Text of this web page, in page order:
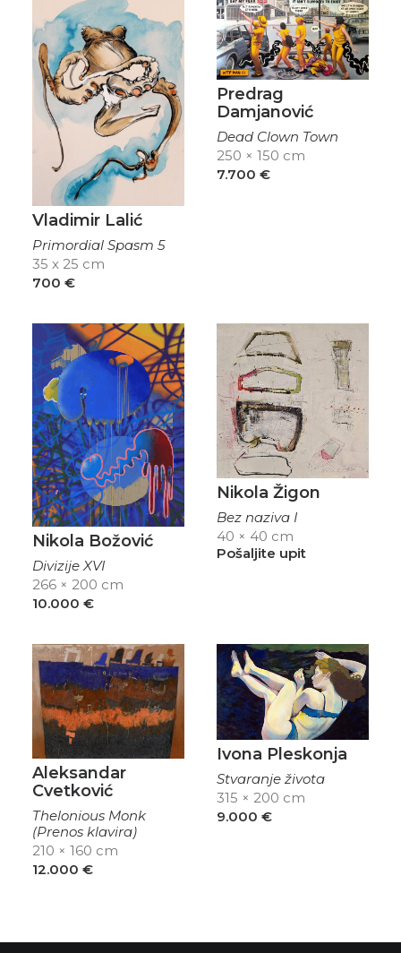
Vladimir Lalić
Primordial Spasm 5
35 x 25 cm
700 €
Predrag
Damjanović
Dead Clown Town
250 × 150 cm
7.700 €
Nikola Božović
Divizije XVI
266 × 200 cm
10.000 €
Nikola Žigon
Bez naziva I
40 × 40 cm
Pošaljite upit
Aleksandar
Cvetković
Thelonious Monk
(Prenos klavira)
210 × 160 cm
12.000 €
Ivona Pleskonja
Stvaranje života
315 × 200 cm
9.000 €